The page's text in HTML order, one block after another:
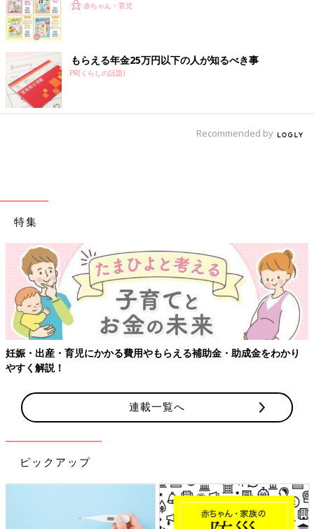
赤ちゃん・育児
もらえる年金25万円以下の人が知るべき事
PR(くらしの話題)
Recommended by
特集
【ワクチン接種できるものも】妊婦の感染症対策、知っておい
連載一覧へ
ピックアップ